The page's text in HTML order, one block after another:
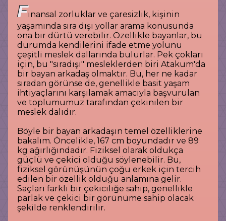
Finansal zorluklar ve çaresizlik, kişinin
yaşamında sıra dışı yollar arama konusunda
ona bir dürtü verebilir. Özellikle bayanlar, bu
durumda kendilerini ifade etme yolunu
çeşitli meslek dallarında bulurlar. Pek çokları
için, bu "sıradışı" mesleklerden biri Atakum'da
bir bayan arkadaş olmaktır. Bu, her ne kadar
sıradan görünse de, genellikle basit yaşam
ihtiyaçlarını karşılamak amacıyla başvurulan
ve toplumumuz tarafından çekinilen bir
meslek dalıdır.
Böyle bir bayan arkadaşın temel özelliklerine
bakalım. Öncelikle, 167 cm boyundadır ve 89
kg ağırlığındadır. Fiziksel olarak oldukça
güçlü ve çekici olduğu söylenebilir. Bu,
fiziksel görünüşünün çoğu erkek için tercih
edilen bir özellik olduğu anlamına gelir.
Saçları farklı bir çekiciliğe sahip, genellikle
parlak ve çekici bir görünüme sahip olacak
şekilde renklendirilir.